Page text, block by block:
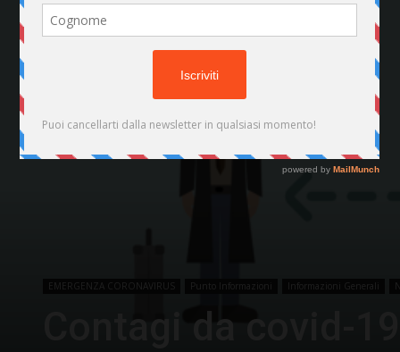
EMERGENZA CORONAVIRUS Punto Informazioni Informazioni Generali
Contagi da covid-